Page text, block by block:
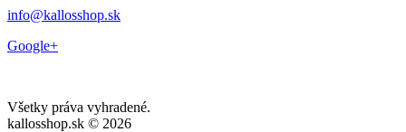
info@kallosshop.sk
Google+
Všetky práva vyhradené.
kallosshop.sk © 2026